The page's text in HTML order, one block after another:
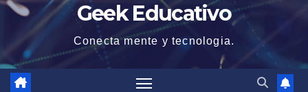
Geek Educativo
Conecta mente y tecnologia.